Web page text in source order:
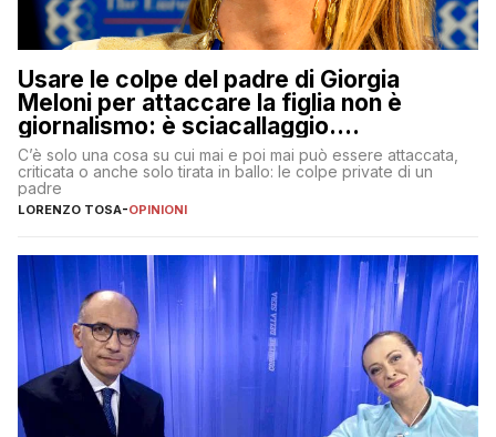
Usare le colpe del padre di Giorgia
Meloni per attaccare la figlia non è
giornalismo: è sciacallaggio.
Dimostriamo di essere diversi
C’è solo una cosa su cui mai e poi mai può essere attaccata,
criticata o anche solo tirata in ballo: le colpe private di un
padre
LORENZO TOSA-OPINIONI